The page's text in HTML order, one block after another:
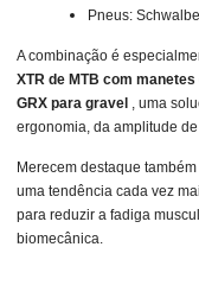
Pneus:
A combinação é
XTR de MTB com
GRX para gravel , uma
ergonomia, da amplitude
Merecem destaque
uma tendência cada vez
para reduzir a fadiga
biomecânica.